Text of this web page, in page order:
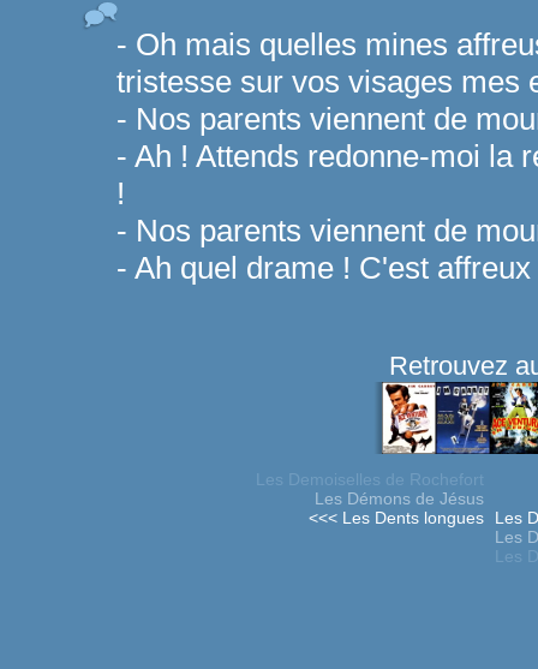
- Oh mais quelles mines
tristesse sur vos visages mes
- Nos parents viennent de
- Ah ! Attends redonne-moi la
!
- Nos parents viennent de
- Ah quel drame ! C'est affreux
Retrouvez
Les Demoiselles de Rochefort
Les Démons de Jésus
<<< Les Dents longues
Les
Les
Les